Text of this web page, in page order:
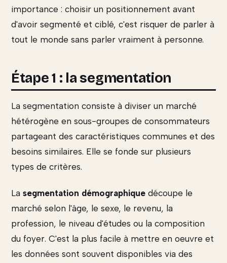
importance : choisir un positionnement avant
d'avoir segmenté et ciblé, c'est risquer de parler à
tout le monde sans parler vraiment à personne.
Étape 1 : la segmentation
La segmentation consiste à diviser un marché
hétérogène en sous-groupes de consommateurs
partageant des caractéristiques communes et des
besoins similaires. Elle se fonde sur plusieurs
types de critères.
La segmentation démographique découpe le
marché selon l'âge, le sexe, le revenu, la
profession, le niveau d'études ou la composition
du foyer. C'est la plus facile à mettre en oeuvre et
les données sont souvent disponibles via des